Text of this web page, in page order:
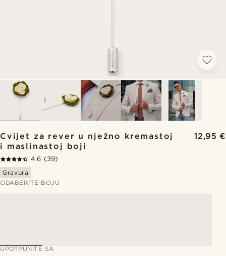
Cvijet za rever u nježno kremastoj
i maslinastoj boji
12,95 €
4.6 (39)
Gravura
ODABERITE BOJU
UPOTPUNITE SA